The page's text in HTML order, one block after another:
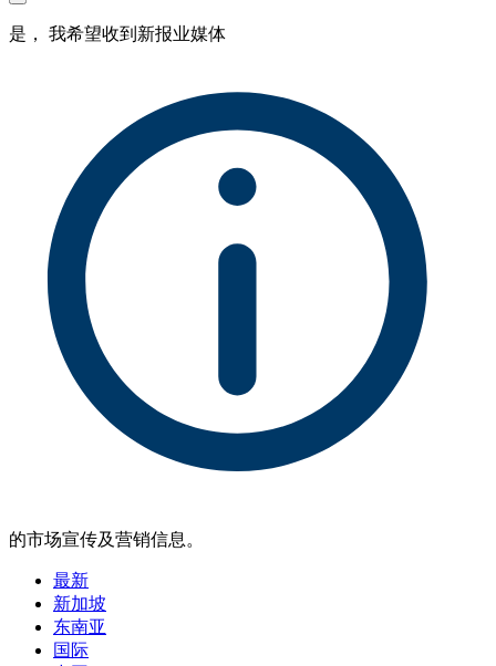
是， 我希望收到新报业媒体
的市场宣传及营销信息。
最新
新加坡
东南亚
国际